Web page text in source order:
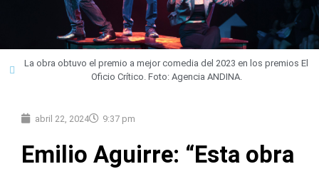
La obra obtuvo el premio a mejor comedia del 2023 en los premios El
Oficio Crítico. Foto: Agencia ANDINA.
abril 22, 2024 9:37 pm
Emilio Aguirre: “Esta obra